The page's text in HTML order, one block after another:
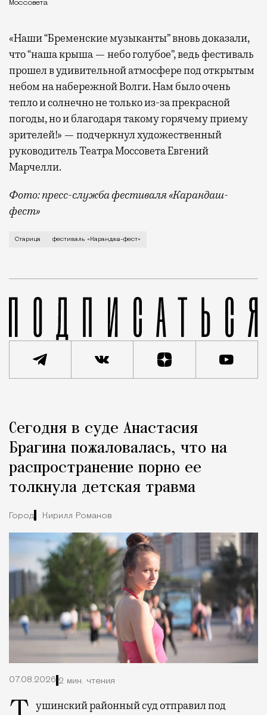
Моссовета
«Наши “Бременские музыканты” вновь доказали,
что “наша крыша — небо голубое”, ведь фестиваль
прошел в удивительной атмосфере под открытым
небом на набережной Волги. Нам было очень
тепло и солнечно не только из-за прекрасной
погоды, но и благодаря такому горячему приему
зрителей!» — подчеркнул художественный
руководитель Театра Моссовета Евгений
Марчелли.
Фото: пресс-служба фестиваля «Карандаш-
фест»
В минувший уикенд маленькая Старица в
Старица фестиваль «Карандаш-фест»
Город
Сегодня в суде Анастасия
Брагина пожаловалась, что на
распространение порно ее
толкнула детская травма
Город Кирилл Романов
07.08.2026 2 мин. чтения